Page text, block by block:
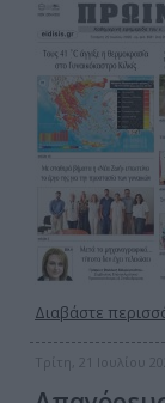
Διαβάστε
Τρίτη, 21 Ιουλίου